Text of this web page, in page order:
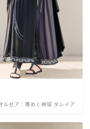
ルゼア：華めく神域 タレイア